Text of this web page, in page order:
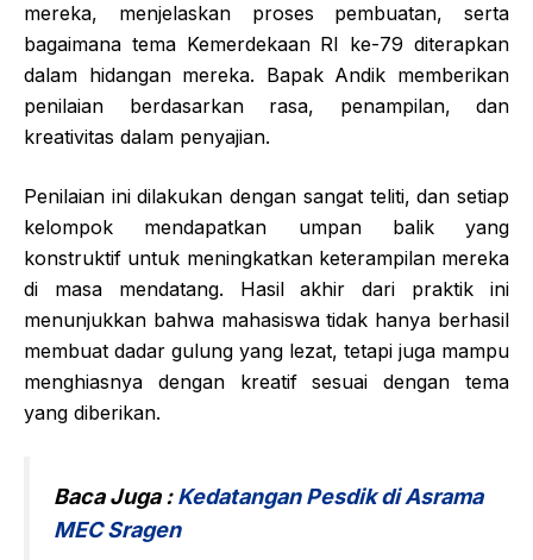
mereka, menjelaskan proses pembuatan, serta
bagaimana tema Kemerdekaan RI ke-79 diterapkan
dalam hidangan mereka. Bapak Andik memberikan
penilaian berdasarkan rasa, penampilan, dan
kreativitas dalam penyajian.
Penilaian ini dilakukan dengan sangat teliti, dan setiap
kelompok mendapatkan umpan balik yang
konstruktif untuk meningkatkan keterampilan mereka
di masa mendatang. Hasil akhir dari praktik ini
menunjukkan bahwa mahasiswa tidak hanya berhasil
membuat dadar gulung yang lezat, tetapi juga mampu
menghiasnya dengan kreatif sesuai dengan tema
yang diberikan.
Baca Juga :Kedatangan Pesdik di Asrama
MEC Sragen